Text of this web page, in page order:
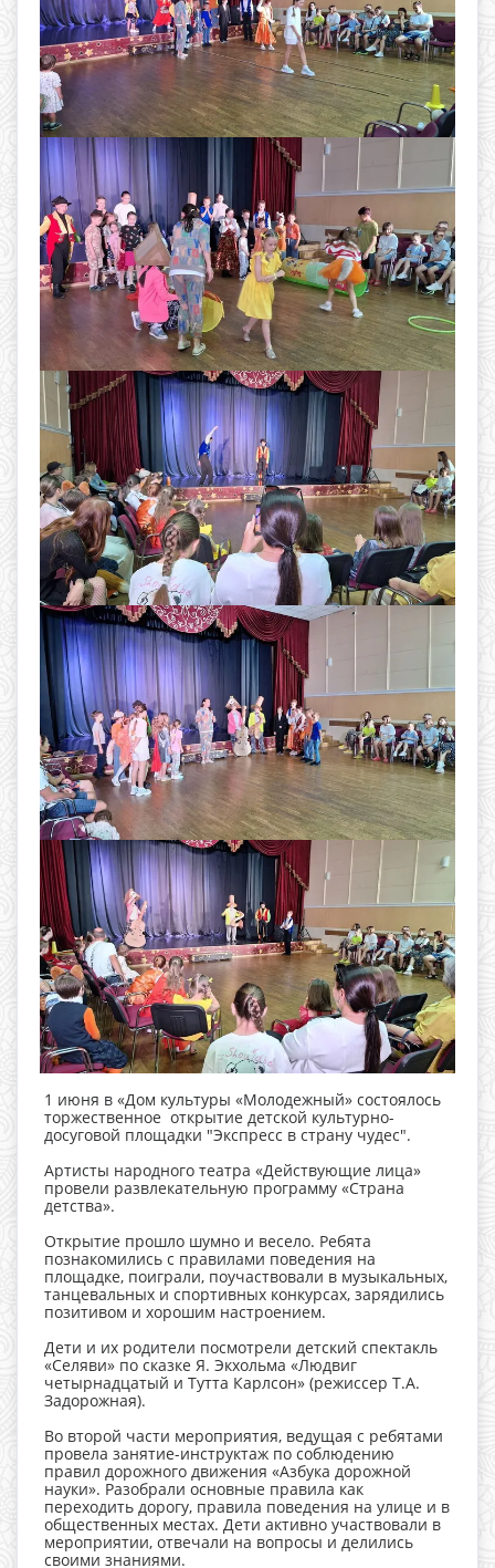
1 июня в «Дом культуры «Молодежный» состоялось
торжественное открытие детской культурно-
досуговой площадки "Экспресс в страну чудес".
Артисты народного театра «Действующие лица»
провели развлекательную программу «Страна
детства».
Открытие прошло шумно и весело. Ребята
познакомились с правилами поведения на
площадке, поиграли, поучаствовали в музыкальных,
танцевальных и спортивных конкурсах, зарядились
позитивом и хорошим настроением.
Дети и их родители посмотрели детский спектакль
«Селяви» по сказке Я. Экхольма «Людвиг
четырнадцатый и Тутта Карлсон» (режиссер Т.А.
Задорожная).
Во второй части мероприятия, ведущая с ребятами
провела занятие-инструктаж по соблюдению
правил дорожного движения «Азбука дорожной
науки». Разобрали основные правила как
переходить дорогу, правила поведения на улице и в
общественных местах. Дети активно участвовали в
мероприятии, отвечали на вопросы и делились
своими знаниями.